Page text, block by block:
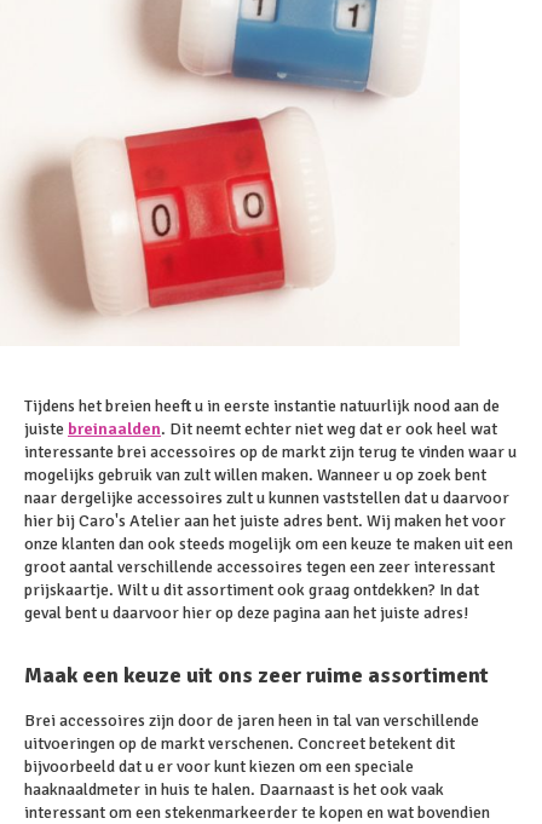
Tijdens het breien heeft u in eerste instantie natuurlijk nood aan de
juiste breinaalden. Dit neemt echter niet weg dat er ook heel wat
interessante brei accessoires op de markt zijn terug te vinden waar u
mogelijks gebruik van zult willen maken. Wanneer u op zoek bent
naar dergelijke accessoires zult u kunnen vaststellen dat u daarvoor
hier bij Caro's Atelier aan het juiste adres bent. Wij maken het voor
onze klanten dan ook steeds mogelijk om een keuze te maken uit een
groot aantal verschillende accessoires tegen een zeer interessant
prijskaartje. Wilt u dit assortiment ook graag ontdekken? In dat
geval bent u daarvoor hier op deze pagina aan het juiste adres!
Maak een keuze uit ons zeer ruime assortiment
Brei accessoires zijn door de jaren heen in tal van verschillende
uitvoeringen op de markt verschenen. Concreet betekent dit
bijvoorbeeld dat u er voor kunt kiezen om een speciale
haaknaaldmeter in huis te halen. Daarnaast is het ook vaak
interessant om een stekenmarkeerder te kopen en wat bovendien